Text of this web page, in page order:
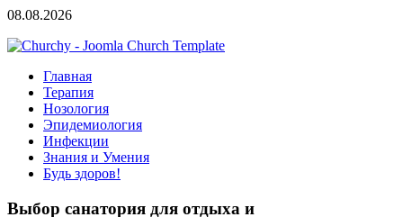
08.08.2026
Главная
Терапия
Нозология
Эпидемиология
Инфекции
Знания и Умения
Будь здоров!
Выбор санатория для отдыха и